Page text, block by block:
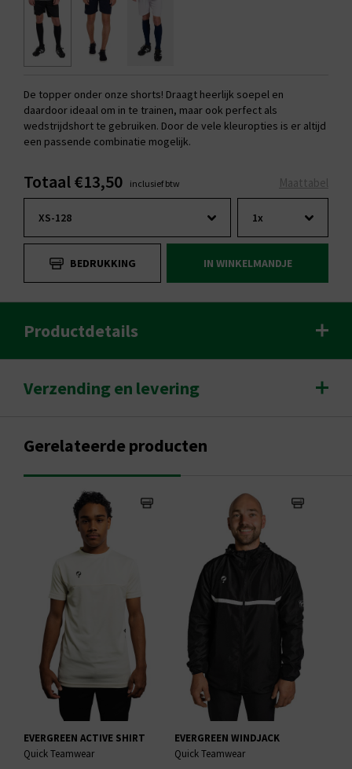
De topper onder onze shorts! Draagt heerlijk soepel en
daardoor ideaal om in te trainen, maar ook perfect als
wedstrijdshort te gebruiken. Door de vele kleuropties is er altijd
een passende combinatie mogelijk.
Maattabel
Totaal €13,50 inclusief btw
BEDRUKKING IN WINKELMANDJE
Productdetails
Verzending en levering
Gerelateerde producten
EVERGREEN ACTIVE SHIRT
Quick Teamwear
EVERGREEN WINDJACK
Quick Teamwear